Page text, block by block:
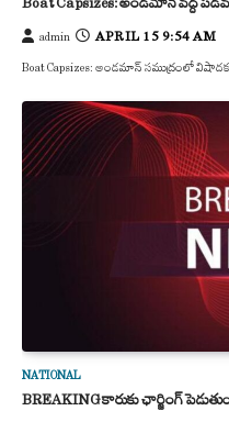
admin APRIL 15 9:54 AM
Boat Capsizes: అండమాన్ సముద్రంలో
NATIONAL
BREAKING కారుకు ఛార్జింగ్